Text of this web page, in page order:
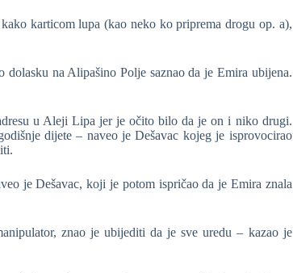
karticom lupa (kao neko ko priprema drogu op. a),
na Alipašino Polje saznao da je Emira ubijena.
u Aleji Lipa jer je očito bilo da je on i niko drugi.
dijete – naveo je Dešavac kojeg je isprovocirao
je Dešavac, koji je potom ispričao da je Emira znala
znao je ubijediti da je sve uredu – kazao je